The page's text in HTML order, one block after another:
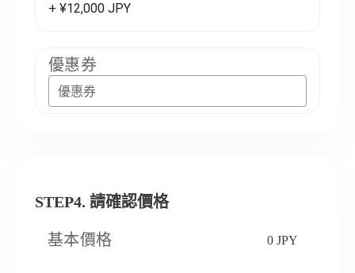
+ ¥12,000 JPY
優惠券
優惠券
STEP4. 請確認價格
基本價格 0 JPY